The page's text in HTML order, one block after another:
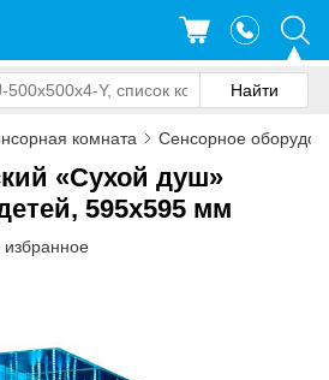
комната Сенсорное
«Сухой душ»
595x595 мм